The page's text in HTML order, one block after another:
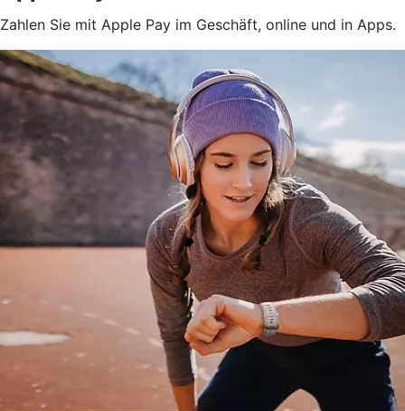
Zahlen Sie mit Apple Pay im Geschäft, online und in Apps.